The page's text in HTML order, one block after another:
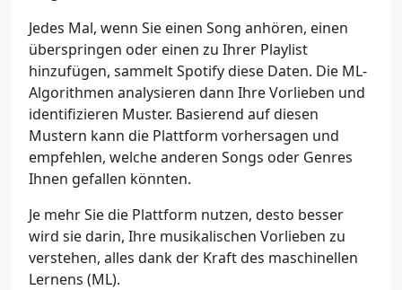
Jedes Mal, wenn Sie einen Song anhören, einen
überspringen oder einen zu Ihrer Playlist
hinzufügen, sammelt Spotify diese Daten. Die ML-
Algorithmen analysieren dann Ihre Vorlieben und
identifizieren Muster. Basierend auf diesen
Mustern kann die Plattform vorhersagen und
empfehlen, welche anderen Songs oder Genres
Ihnen gefallen könnten.
Je mehr Sie die Plattform nutzen, desto besser
wird sie darin, Ihre musikalischen Vorlieben zu
verstehen, alles dank der Kraft des maschinellen
Lernens (ML).